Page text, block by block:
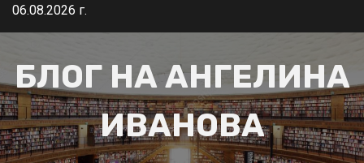
Skip06.08.2026 г.
БЛОГ НА АНГЕЛИНА
ИВАНОВА